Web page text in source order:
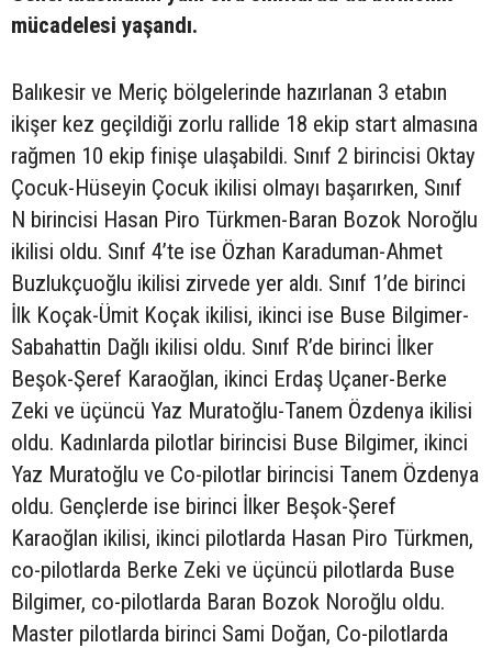
mücadelesi yaşandı.
Balıkesir ve Meriç bölgelerinde hazırlanan 3 etabın
ikişer kez geçildiği zorlu rallide 18 ekip start almasına
rağmen 10 ekip finişe ulaşabildi. Sınıf 2 birincisi Oktay
Çocuk-Hüseyin Çocuk ikilisi olmayı başarırken, Sınıf
N birincisi Hasan Piro Türkmen-Baran Bozok Noroğlu
ikilisi oldu. Sınıf 4’te ise Özhan Karaduman-Ahmet
Buzlukçuoğlu ikilisi zirvede yer aldı. Sınıf 1’de birinci
İlk Koçak-Ümit Koçak ikilisi, ikinci ise Buse Bilgimer-
Sabahattin Dağlı ikilisi oldu. Sınıf R’de birinci İlker
Beşok-Şeref Karaoğlan, ikinci Erdaş Uçaner-Berke
Zeki ve üçüncü Yaz Muratoğlu-Tanem Özdenya ikilisi
oldu. Kadınlarda pilotlar birincisi Buse Bilgimer, ikinci
Yaz Muratoğlu ve Co-pilotlar birincisi Tanem Özdenya
oldu. Gençlerde ise birinci İlker Beşok-Şeref
Karaoğlan ikilisi, ikinci pilotlarda Hasan Piro Türkmen,
co-pilotlarda Berke Zeki ve üçüncü pilotlarda Buse
Bilgimer, co-pilotlarda Baran Bozok Noroğlu oldu.
Master pilotlarda birinci Sami Doğan, Co-pilotlarda